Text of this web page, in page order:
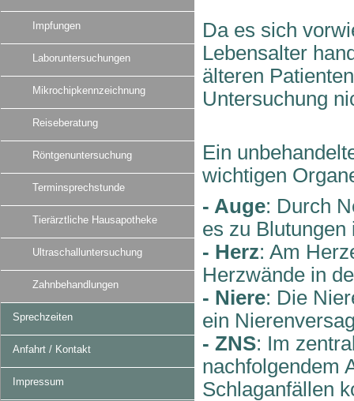
Impfungen
Laboruntersuchungen
Mikrochipkennzeichnung
Reiseberatung
Röntgenuntersuchung
Terminsprechstunde
Tierärztliche Hausapotheke
Ultraschalluntersuchung
Zahnbehandlungen
Sprechzeiten
Anfahrt / Kontakt
Impressum
Da es sich
Lebensalter
älteren
Untersuchung
Ein
wichtigen
- Auge: Durch
es zu Blutungen
- Herz: Am
Herzwände in
- Niere: Die
ein
- ZNS: Im
nachfolgendem
Schlaganfällen